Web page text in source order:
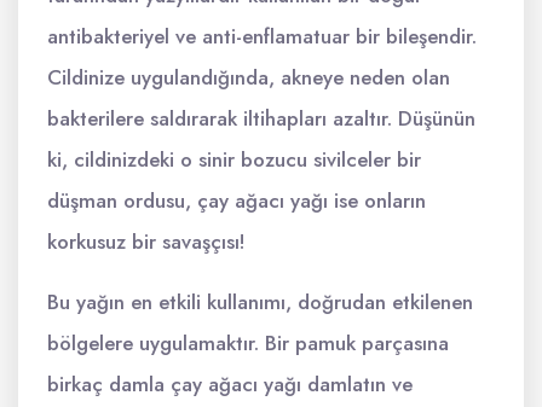
antibakteriyel ve anti-enflamatuar bir bileşendir.
Cildinize uygulandığında, akneye neden olan
bakterilere saldırarak iltihapları azaltır. Düşünün
ki, cildinizdeki o sinir bozucu sivilceler bir
düşman ordusu, çay ağacı yağı ise onların
korkusuz bir savaşçısı!
Bu yağın en etkili kullanımı, doğrudan etkilenen
bölgelere uygulamaktır. Bir pamuk parçasına
birkaç damla çay ağacı yağı damlatın ve